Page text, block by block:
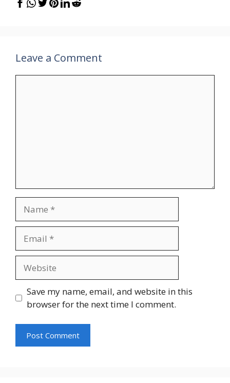
Leave a Comment
Save my name, email, and website in this
browser for the next time I comment.